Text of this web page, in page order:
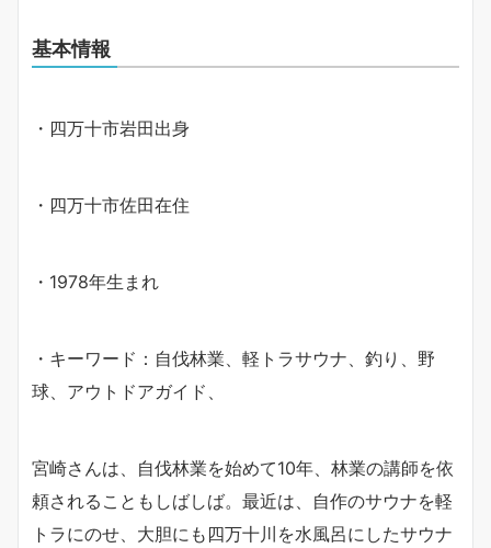
基本情報
・四万十市岩田出身
・四万十市佐田在住
・1978年生まれ
・キーワード：自伐林業、軽トラサウナ、釣り、野
球、アウトドアガイド、
宮崎さんは、自伐林業を始めて10年、林業の講師を依
頼されることもしばしば。最近は、自作のサウナを軽
トラにのせ、大胆にも四万十川を水風呂にしたサウナ